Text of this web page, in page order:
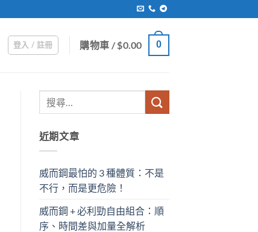
登入 / 註冊 購物車 /$0.00 0
近期文章
威而鋼最怕的 3 種體質：不是
不行，而是更危險！
威而鋼 + 必利勁自由組合：順
序、時間差與加量全解析